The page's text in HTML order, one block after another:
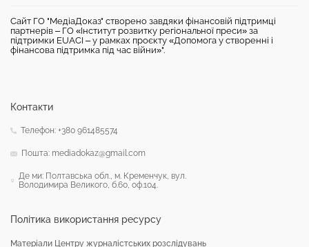
Сайт ГО "МедіаДоказ" створено завдяки фінансовій підтримці
партнерів – ГО «Інститут розвитку регіональної преси» за
підтримки EUACI – у рамках проєкту «Допомога у створенні і
фінансова підтримка під час війни»".
Політика використання ресурсу
Матеріали Центру журналістських розслідувань
Контакти
Телефон: +380 961485574
Пошта: mediadokaz@gmail.com
Де ми: Полтавська обл., м. Кременчук, вул.
Володимира Великого, б.60, оф.104.